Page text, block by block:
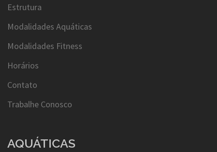
Estrutura
Modalidades Aquáticas
Modalidades Fitness
Horários
Contato
Trabalhe Conosco
AQUÁTICAS